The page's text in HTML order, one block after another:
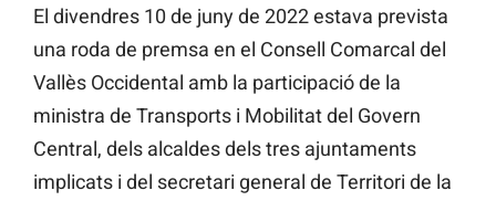
El divendres 10 de juny de 2022 estava prevista
una roda de premsa en el Consell Comarcal del
Vallès Occidental amb la participació de la
ministra de Transports i Mobilitat del Govern
Central, dels alcaldes dels tres ajuntaments
implicats i del secretari general de Territori de la